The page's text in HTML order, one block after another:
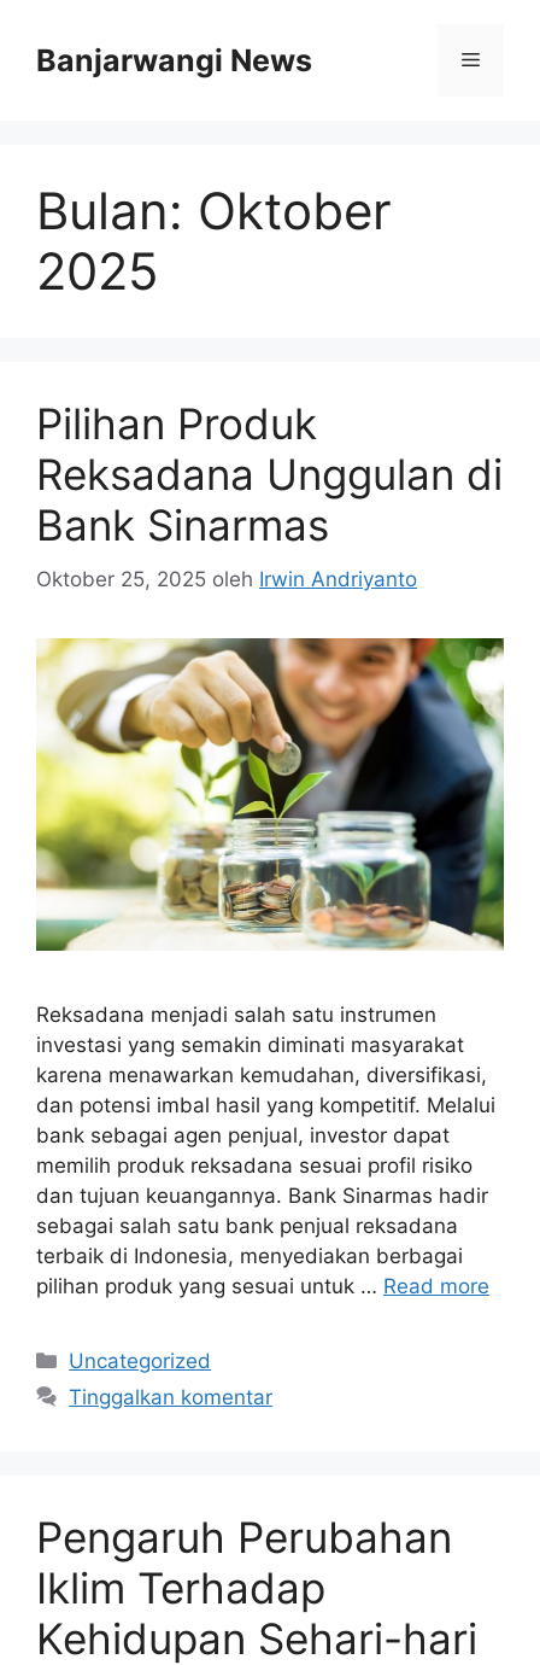
Banjarwangi News Menu
Bulan: Oktober
2025
Pilihan Produk
Reksadana Unggulan di
Bank Sinarmas
Oktober 25, 2025 oleh Irwin Andriyanto
Reksadana menjadi salah satu instrumen
investasi yang semakin diminati masyarakat
karena menawarkan kemudahan, diversifikasi,
dan potensi imbal hasil yang kompetitif. Melalui
bank sebagai agen penjual, investor dapat
memilih produk reksadana sesuai profil risiko
dan tujuan keuangannya. Bank Sinarmas hadir
sebagai salah satu bank penjual reksadana
terbaik di Indonesia, menyediakan berbagai
pilihan produk yang sesuai untuk … Read more
Kategori
Uncategorized
Tinggalkan komentar
Pengaruh Perubahan
Iklim Terhadap
Kehidupan Sehari-hari